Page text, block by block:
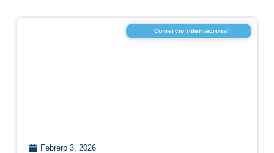
Comercio internacional
Febrero 3, 2026